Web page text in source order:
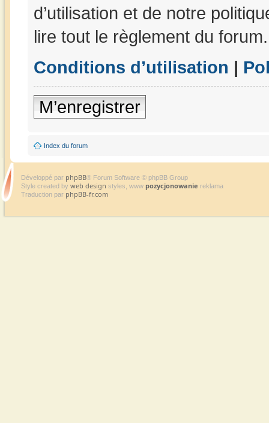
d’utilisation et de notre
lire tout le règlement du forum.
Conditions d’utilisation |
M’enregistrer
Index du forum
Développé par phpBB® Forum Software © phpBB Group
Style created by web design styles, www pozycjonowanie reklama
Traduction par phpBB-fr.com